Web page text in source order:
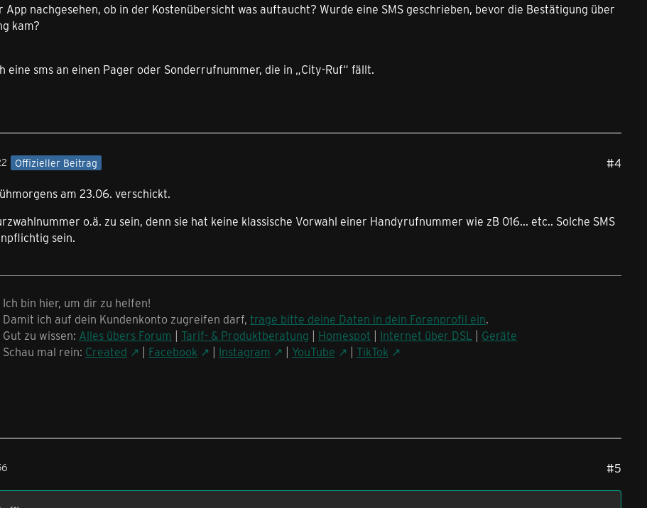
App nachgesehen, ob in der Kostenübersicht was auftaucht? Wurde eine SMS geschrieben, bevor die Bestätigung über
kam?
eine sms an einen Pager oder Sonderrufnummer, die in „City-Ruf“ fällt.
Offizieller Beitrag #4
am 23.06. verschickt.
o.ä. zu sein, denn sie hat keine klassische Vorwahl einer Handyrufnummer wie zB 016... etc.. Solche SMS
sein.
Ich bin hier, um dir zu helfen!
Damit ich auf dein Kundenkonto zugreifen darf, trage bitte deine Daten in dein Forenprofil ein.
Gut zu wissen: Alles übers Forum | Tarif- & Produktberatung | Homespot | Internet über DSL | Geräte
Schau mal rein: Created | Facebook | Instagram | YouTube | TikTok
#5